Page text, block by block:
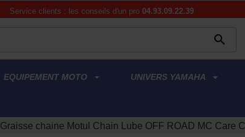
Service clients : les conseils d'un pro 04.93.09.22.39

EQUIPEMENT MOTO UNIVERS YAMAHA
Graisse chaine Motul Chain Lube OFF ROAD MC Care